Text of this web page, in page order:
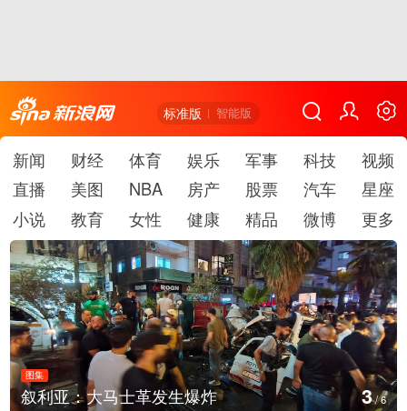
标准版 智能版
新闻 财经 体育 娱乐 军事 科技
视频
直播
美图 NBA 房产 股票 汽车
星座
小说
教育 女性 健康 精品 微博 更多
马士革发生爆炸
图集
云南弥勒
4/6